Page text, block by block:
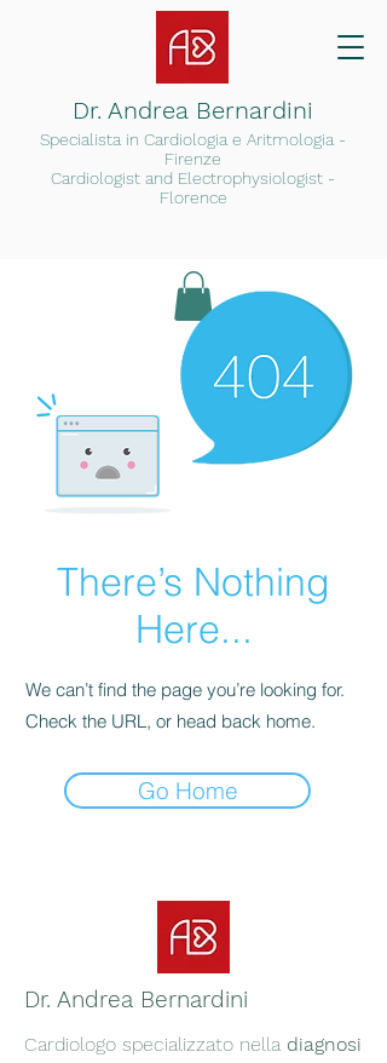
Dr. Andrea Bernardini
Specialista in Cardiologia e Aritmologia -
Firenze
Cardiologist and Electrophysiologist -
Florence
There’s Nothing
Here...
We can’t find the page you’re looking for.
Check the URL, or head back home.
Go Home
Dr. Andrea Bernardini
Cardiologo specializzato nella diagnosi